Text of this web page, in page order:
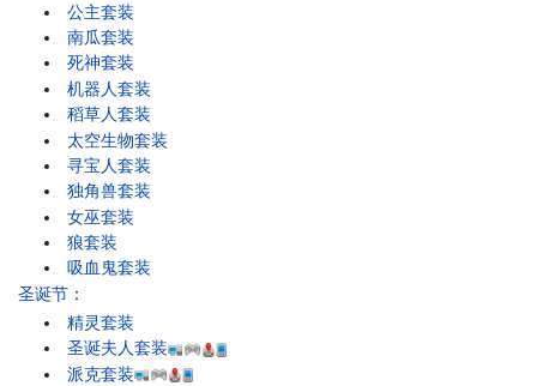
公主套装
南瓜套装
死神套装
机器人套装
稻草人套装
太空生物套装
寻宝人套装
独角兽套装
女巫套装
狼套装
吸血鬼套装
圣诞节 ：
精灵套装
圣诞夫人套装
派克套装